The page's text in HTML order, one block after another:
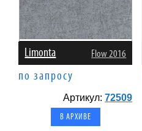
Limonta Flow 2016
по запросу
Артикул:72509
В АРХИВЕ